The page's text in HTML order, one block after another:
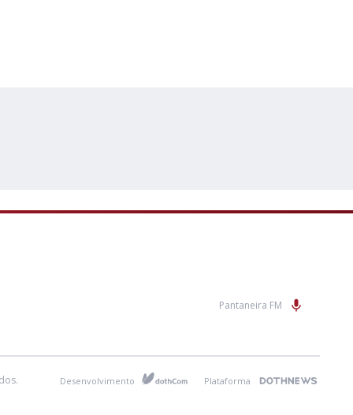
Pantaneira FM
Plataforma
Desenvolvimento